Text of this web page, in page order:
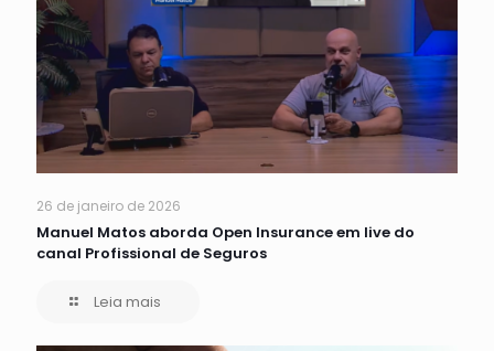
26 de janeiro de 2026
Manuel Matos aborda Open Insurance em live do
canal Profissional de Seguros
Leia mais